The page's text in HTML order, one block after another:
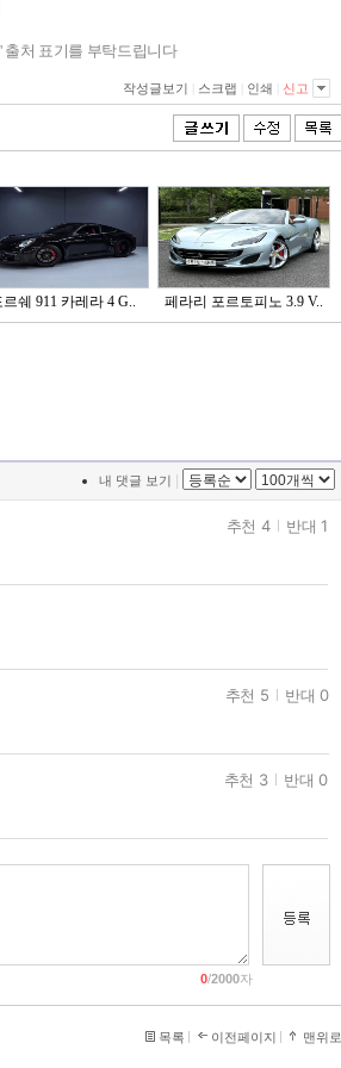
출처 표기를 부탁드립니다
작성글보기 스크랩 인쇄 신고
르쉐 911 카레라 4 G.. 페라리 포르토피노 3.9 V..
내 댓글 보기 |
추천 4 반대 1
추천 5 반대 0
추천 3 반대 0
0/2000자
목록 이전페이지 맨위로